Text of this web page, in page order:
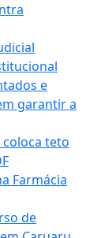
e
garantir a
teto
Farmácia
de